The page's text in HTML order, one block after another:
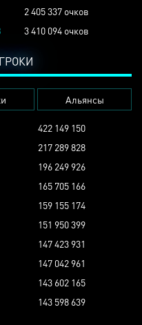
2 405 337 очков
3 410 094 очков
Альянсы
422 149 150
217 289 828
196 249 926
165 705 166
159 155 174
151 950 399
147 423 931
147 042 961
143 602 165
143 598 639